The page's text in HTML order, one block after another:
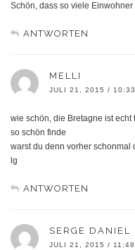
Schön, dass so viele
ANTWORTEN
MELLI
JULI 21, 2015 / 10:33
wie schön, die Bretagne ist
so schön finde
warst du denn vorher schonmal
lg
ANTWORTEN
SERGE DANIEL
JULI 21, 2015 / 11:48